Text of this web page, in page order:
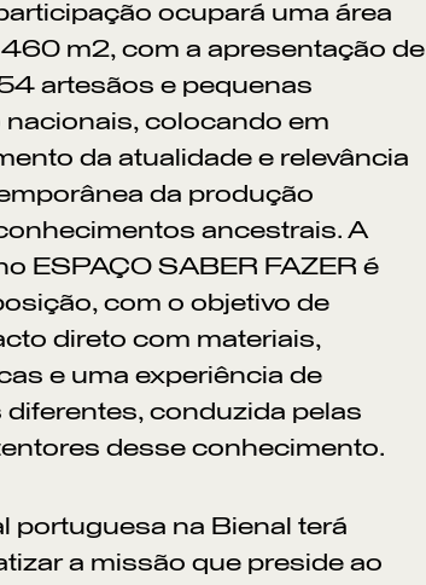
ocupará uma área
m2, com a apresentação de
artesãos e pequenas
colocando em
da atualidade e relevância
da produção
ancestrais. A
ESPAÇO SABER FAZER é
com o objetivo de
direto com materiais,
e uma experiência de
conduzida pelas
desse conhecimento.
portuguesa na Bienal terá
a missão que preside ao